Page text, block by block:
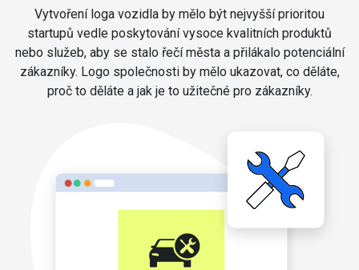
Vytvoření loga vozidla by mělo být nejvyšší prioritou
startupů vedle poskytování vysoce kvalitních produktů
nebo služeb, aby se stalo řečí města a přilákalo potenciální
zákazníky. Logo společnosti by mělo ukazovat, co děláte,
proč to děláte a jak je to užitečné pro zákazníky.